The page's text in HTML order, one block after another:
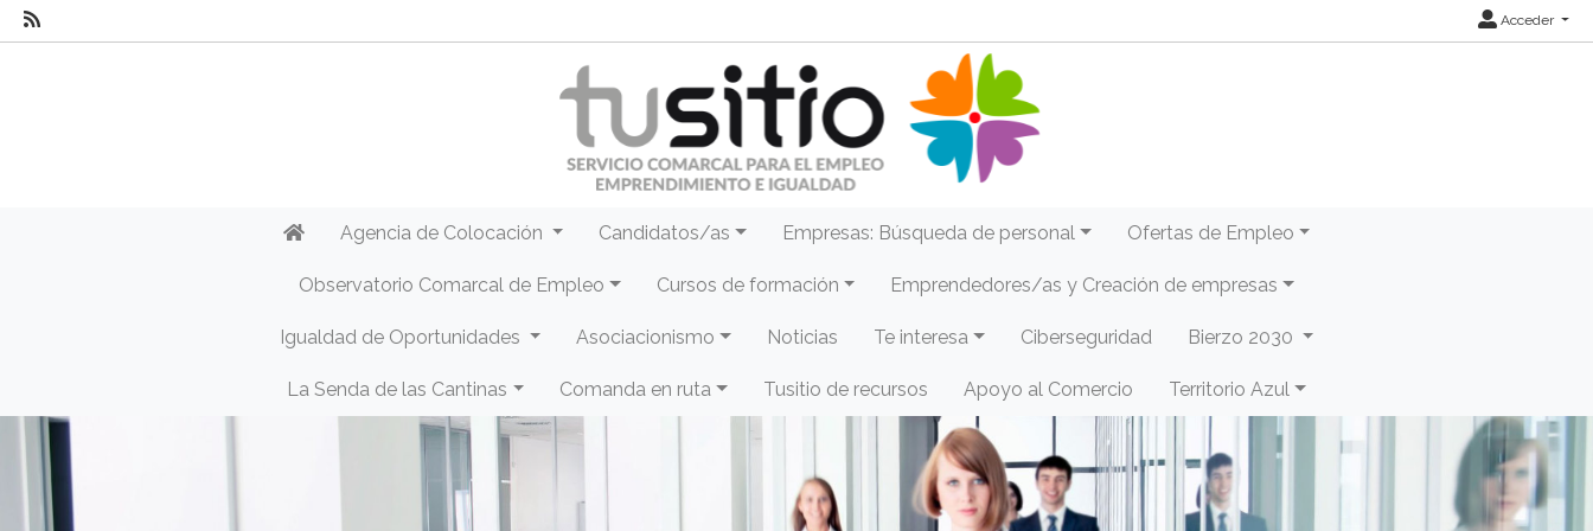
Acceder
Agencia de Colocación Candidatos/as Empresas: Búsqueda de personal Ofertas de Empleo
Observatorio Comarcal de Empleo Cursos de formación Emprendedores/as y Creación de empresas
Igualdad de Oportunidades Asociacionismo Noticias Te interesa Ciberseguridad Bierzo 2030
La Senda de las Cantinas Comanda en ruta Tusitio de recursos Apoyo al Comercio Territorio Azul